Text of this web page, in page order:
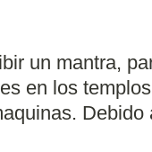
un mantra,
en los
Debido